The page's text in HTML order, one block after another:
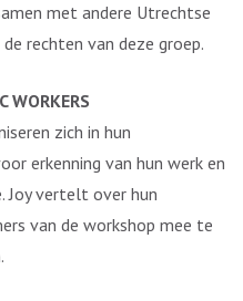
met andere Utrechtse
rechten van deze groep.
WORKERS
zich in hun
erkenning van hun werk en
Joy vertelt over hun
van de workshop mee te